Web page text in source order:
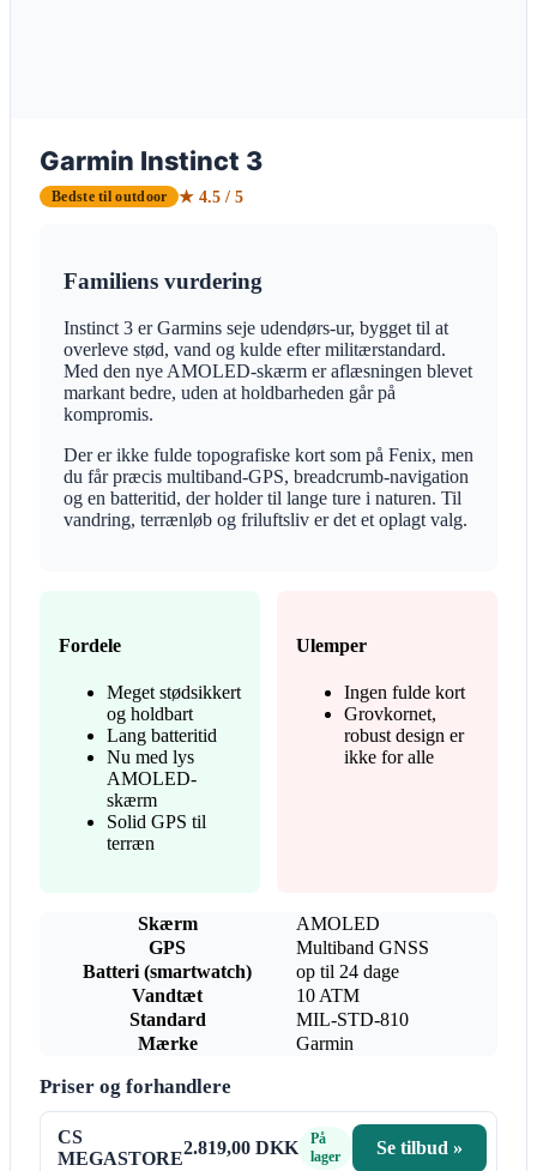
Garmin Instinct 3
Bedste til outdoor ★ 4.5 / 5
Familiens vurdering
Instinct 3 er Garmins seje udendørs-ur, bygget til at
overleve stød, vand og kulde efter militærstandard.
Med den nye AMOLED-skærm er aflæsningen blevet
markant bedre, uden at holdbarheden går på
kompromis.
Der er ikke fulde topografiske kort som på Fenix, men
du får præcis multiband-GPS, breadcrumb-navigation
og en batteritid, der holder til lange ture i naturen. Til
vandring, terrænløb og friluftsliv er det et oplagt valg.
Fordele
Meget stødsikkert
og holdbart
Lang batteritid
Nu med lys
AMOLED-
skærm
Solid GPS til
terræn
Ulemper
Ingen fulde kort
Grovkornet,
robust design er
ikke for alle
Skærm
AMOLED
GPS
Multiband GNSS
Batteri (smartwatch)
op til 24 dage
Vandtæt
10 ATM
Standard
MIL-STD-810
Mærke
Garmin
Priser og forhandlere
CS
MEGASTORE
2.819,00 DKK
På
lager
Se tilbud »